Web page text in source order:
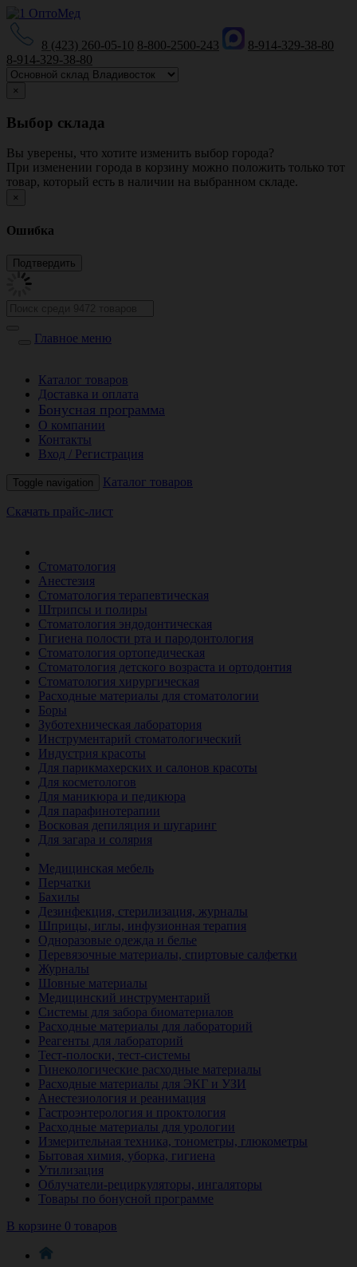
8 (423) 260-05-10 8-800-2500-243
8-914-329-38-80
8-914-329-38-80
×
Выбор склада
Вы уверены, что хотите изменить выбор города?
При изменении города в корзину можно положить только тот
товар, который есть в наличии на выбранном складе.
×
Ошибка
Главное меню
Каталог товаров
Доставка и оплата
Бонусная программа
О компании
Контакты
Вход / Регистрация
Toggle navigation Каталог товаров
Скачать прайс-лист
Стоматология
Анестезия
Стоматология терапевтическая
Штрипсы и полиры
Стоматология эндодонтическая
Гигиена полости рта и пародонтология
Стоматология ортопедическая
Стоматология детского возраста и ортодонтия
Стоматология хирургическая
Расходные материалы для стоматологии
Боры
Зуботехническая лаборатория
Инструментарий стоматологический
Индустрия красоты
Для парикмахерских и салонов красоты
Для косметологов
Для маникюра и педикюра
Для парафинотерапии
Восковая депиляция и шугаринг
Для загара и солярия
Медицинская мебель
Перчатки
Бахилы
Дезинфекция, стерилизация, журналы
Шприцы, иглы, инфузионная терапия
Одноразовые одежда и белье
Перевязочные материалы, спиртовые салфетки
Журналы
Шовные материалы
Медицинский инструментарий
Системы для забора биоматериалов
Расходные материалы для лабораторий
Реагенты для лабораторий
Тест-полоски, тест-системы
Гинекологические расходные материалы
Расходные материалы для ЭКГ и УЗИ
Анестезиология и реанимация
Гастроэнтерология и проктология
Расходные материалы для урологии
Измерительная техника, тонометры, глюкометры
Бытовая химия, уборка, гигиена
Утилизация
Облучатели-рециркуляторы, ингаляторы
Товары по бонусной программе
В корзине 0 товаров